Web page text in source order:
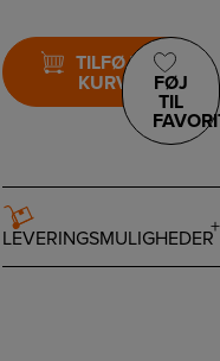
TILFØJ TIL
KURV
FØJ
TIL
LEVERINGSMULIGHEDER